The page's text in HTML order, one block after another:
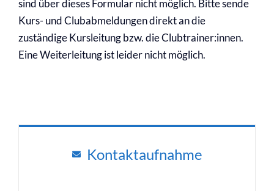
sind über dieses Formular nicht möglich. Bitte sende
Kurs- und Clubabmeldungen direkt an die
zuständige Kursleitung bzw. die Clubtrainer:innen.
Eine Weiterleitung ist leider nicht möglich.
Kontaktaufnahme